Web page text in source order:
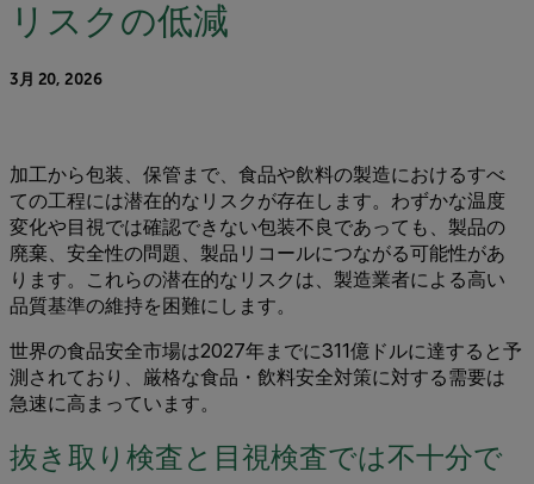
リスクの低減
3月 20, 2026
加工から包装、保管まで、食品や飲料の製造におけるすべ
ての工程には潜在的なリスクが存在します。わずかな温度
変化や目視では確認できない包装不良であっても、製品の
廃棄、安全性の問題、製品リコールにつながる可能性があ
ります。これらの潜在的なリスクは、製造業者による高い
品質基準の維持を困難にします。
世界の食品安全市場は2027年までに311億ドルに達すると予
測されており、厳格な食品・飲料安全対策に対する需要は
急速に高まっています。
抜き取り検査と目視検査では不十分で